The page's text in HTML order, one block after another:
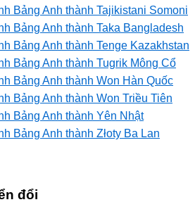
Bảng Anh thành Tajikistani Somoni
Bảng Anh thành Taka Bangladesh
Bảng Anh thành Tenge Kazakhstan
Bảng Anh thành Tugrik Mông Cổ
Bảng Anh thành Won Hàn Quốc
Bảng Anh thành Won Triều Tiên
Bảng Anh thành Yên Nhật
Bảng Anh thành Złoty Ba Lan
đổi